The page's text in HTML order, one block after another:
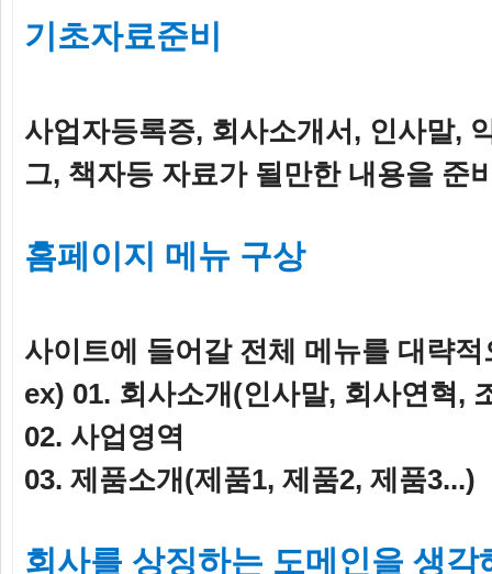
기초자료준비
사업자등록증, 회사소개서, 인사말,
그, 책자등 자료가 될만한 내용을 준
홈페이지 메뉴 구상
사이트에 들어갈 전체 메뉴를 대략
ex) 01. 회사소개(인사말, 회사연혁,
02. 사업영역
03. 제품소개(제품1, 제품2, 제품3...)
회사를 상징하는 도메인을 생각